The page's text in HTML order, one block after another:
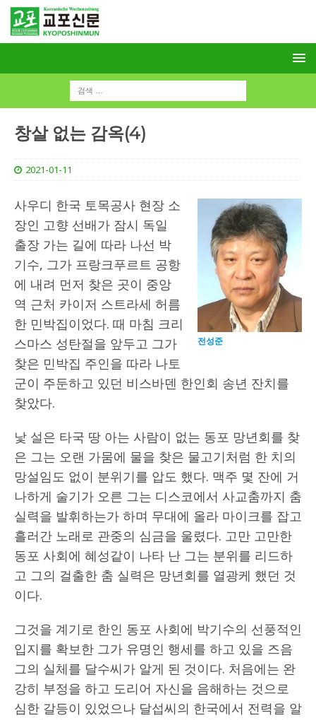
창살 없는 감옥(4)
2021-01-11
전성준
사우디 한국 토목공사 현장 소
장인 고향 선배가 잠시 독일
출장 가는 길에 따라 나선 박
기수, 그가 프랑크푸르트 공항
에 내려 먼저 찾은 곳이 중앙
역 근처 카이저 스트라세 허름
한 민박집이었다. 때 마침 크리
스마스 성탄절을 앞두고 그가
찾은 민박집 주인을 따라 나토
군이 주둔하고 있던 비스바덴 한인회 송년 잔치를
찾았다.
낯 설은 타국 땅 아는 사람이 없는 동포 망년회를 찾
은 그는 오랜 가뭄에 물을 찾은 물고기처럼 한 치의
망설임도 없이 분위기를 압도 했다. 맥주 몇 잔에 거
나하게 술기가 오른 그는 디스코에서 사교춤까지 춤
실력을 발휘하는가 하며 무대에 올라 마이크를 잡고
흘러간 노래로 관중의 심금을 울렸다. 고만 고만한
동포 사회에 혜성같이 나타 난 그는 분위를 리드하
고 그의 걸출한 춤 실력은 망년회를 열광케 했던 것
이다.
그것을 계기로 한인 동포 사회에 박기수의 선풍적인
입지를 확보한 그가 유명인 행세를 하고 있을 즈음
그의 실체를 달수씨가 알게 된 것이다. 처음에는 완
강히 부정을 하고 도리어 자신을 음해하는 것으로
심한 갈등이 있었으나 달섭씨의 한국에서 전력을 알